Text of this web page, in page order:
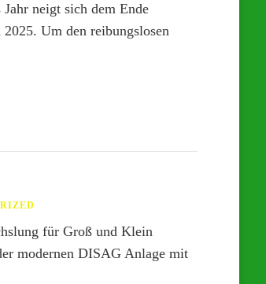
neigt sich dem Ende
Um den reibungslosen
für Groß und Klein
modernen DISAG Anlage mit